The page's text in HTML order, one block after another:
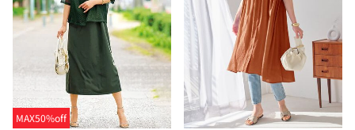
MAX50%off